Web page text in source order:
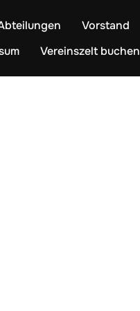
Vorstand
Vereinszelt buchen